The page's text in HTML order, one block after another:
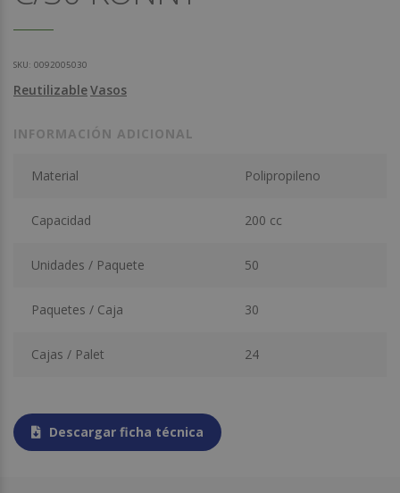
SKU: 0092005030
ReutilizableVasos
INFORMACIÓN ADICIONAL
Material Polipropileno
Capacidad 200 cc
Unidades / Paquete 50
Paquetes / Caja 30
Cajas / Palet 24
Descargar ficha técnica